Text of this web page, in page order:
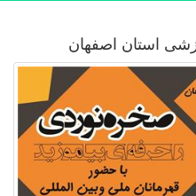
استان اصفهان